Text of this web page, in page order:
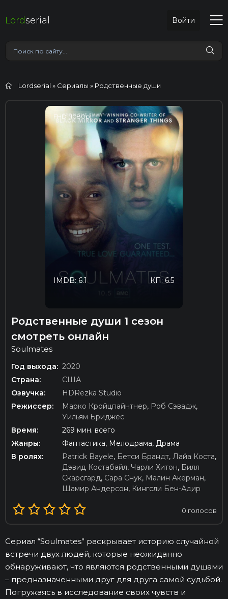
Lordserial Войти
Lordserial » Сериалы » Родственные души
FHD (1080p)
КП: 6.5
IMDB: 6.1
Родственные души 1 сезон
смотреть онлайн
Soulmates
Год выхода: 2020
Страна:
США
Озвучка:
HDRezka Studio
Режиссер:
Марко Кройцпайнтнер, Роб Сэвадж,
Уильям Бриджес
Время:
269 мин. всего
Жанры:
Фантастика, Мелодрама, Драма
В ролях:
Patrick Bayele, Бетси Брандт, Лайа Коста,
Дэвид Костабайл, Чарли Хитон, Билл
Скарсгард, Сара Снук, Малин Акерман,
Шамир Андерсон, Кингсли Бен-Адир
0 голосов
Сериал “Soulmates” раскрывает историю случайной
встречи двух людей, которые неожиданно
обнаруживают, что являются родственными душами
– предназначенными друг для друга самой судьбой.
Погружаясь в исследование своих чувств и